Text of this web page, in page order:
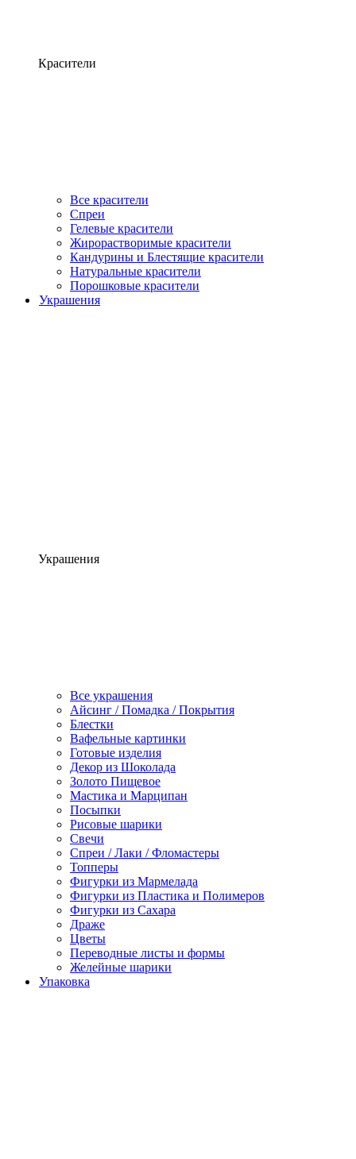
Красители
Все красители
Спреи
Гелевые красители
Жирорастворимые красители
Кандурины и Блестящие красители
Натуральные красители
Порошковые красители
Украшения
Украшения
Все украшения
Айсинг / Помадка / Покрытия
Блестки
Вафельные картинки
Готовые изделия
Декор из Шоколада
Золото Пищевое
Мастика и Марципан
Посыпки
Рисовые шарики
Свечи
Спреи / Лаки / Фломастеры
Топперы
Фигурки из Мармелада
Фигурки из Пластика и Полимеров
Фигурки из Сахара
Драже
Цветы
Переводные листы и формы
Желейные шарики
Упаковка